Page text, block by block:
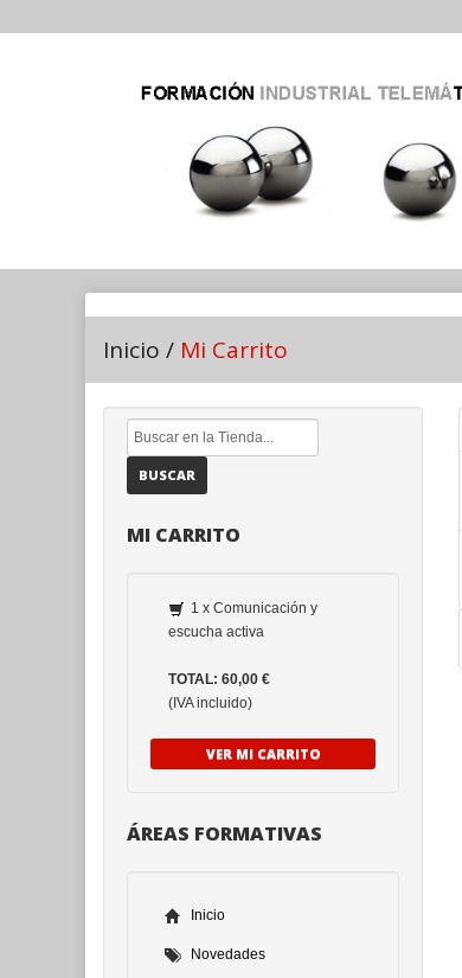
Inicio / Mi Carrito
BUSCAR
MI CARRITO
1 x Comunicación y
escucha activa
TOTAL: 60,00 €
(IVA incluido)
VER MI CARRITO
ÁREAS FORMATIVAS
Inicio
Novedades